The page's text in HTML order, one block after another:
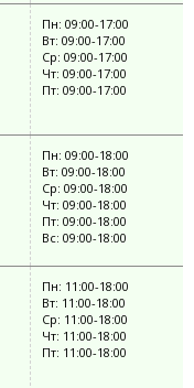
Пн: 09:00-17:00
Вт: 09:00-17:00
Ср: 09:00-17:00
Чт: 09:00-17:00
Пт: 09:00-17:00
Пн: 09:00-18:00
Вт: 09:00-18:00
Ср: 09:00-18:00
Чт: 09:00-18:00
Пт: 09:00-18:00
Вс: 09:00-18:00
Пн: 11:00-18:00
Вт: 11:00-18:00
Ср: 11:00-18:00
Чт: 11:00-18:00
Пт: 11:00-18:00